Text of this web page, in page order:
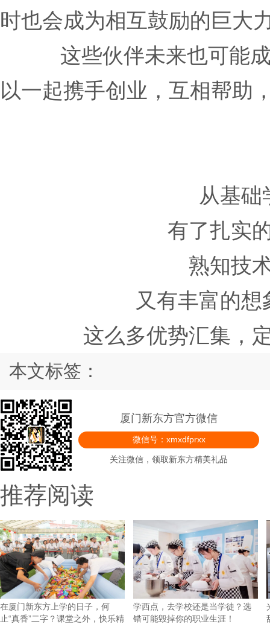
时也会成为相互鼓励的巨大
这些伙伴未来也可能
以一起携手创业，互相帮助
从基础
有了扎实
熟知技
又有丰富的
这么多优势汇集，
本文标签：
厦门新东方官方微信
微信号：xmxdfprxx
关注微信，领取新东方精美礼品
推荐阅读
在厦门新东方上学的日子，何
止“真香”二字？课堂之外，快乐精
学西点，去学校还是当学徒？选
错可能毁掉你的职业生涯！